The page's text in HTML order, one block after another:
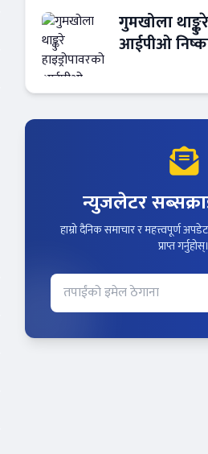
गुमखोला
आईपीओ
न्युजलेटर
हाम्रो दैनिक समाचार र महत्त्वपूर्ण
प्राप्त गर्नुहोस्।